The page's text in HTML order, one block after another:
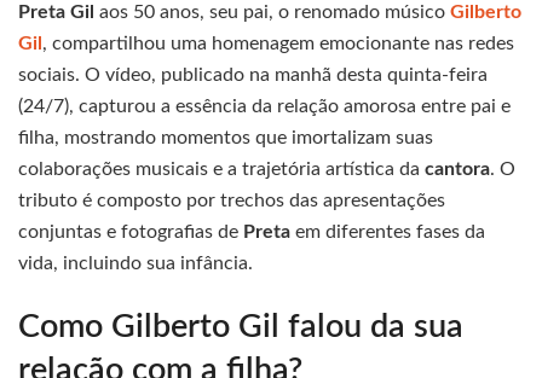
Preta Gil aos 50 anos, seu pai, o renomado músico Gilberto
Gil , compartilhou uma homenagem emocionante nas redes
sociais. O vídeo, publicado na manhã desta quinta-feira
(24/7), capturou a essência da relação amorosa entre pai e
filha, mostrando momentos que imortalizam suas
colaborações musicais e a trajetória artística da cantora. O
tributo é composto por trechos das apresentações
conjuntas e fotografias de Preta em diferentes fases da
vida, incluindo sua infância.
Como Gilberto Gil falou da sua
relação com a filha?